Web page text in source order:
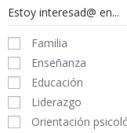
Estoy interesad@ en...
Familia
Enseñanza
Educación
Liderazgo
Orientación